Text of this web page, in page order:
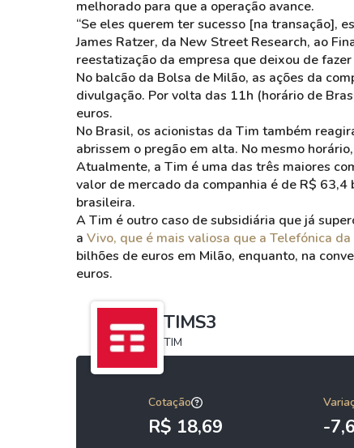
melhorado para que a operação avance.
“Se eles querem ter sucesso [na transação],
James Ratzer, da New Street Research, ao
reestatização da empresa que deixou de
No balcão da Bolsa de Milão, as ações da
divulgação. Por volta das 11h (horário de
euros.
No Brasil, os acionistas da Tim também
abrissem o pregão em alta. No mesmo
Atualmente, a Tim é uma das três maiores
valor de mercado da companhia é de R$
brasileira.
A Tim é outro caso de subsidiária que já
a Vivo, que é mais valiosa que a Telefónica da
bilhões de euros em Milão, enquanto, na
euros.
TIMS3
TIM
Cotação
R$ 18,69 -